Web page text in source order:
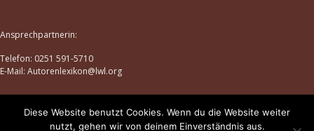
Ansprechpartnerin:
Telefon: 0251 591-5710
E-Mail: Autorenlexikon@lwl.org
Datenschutz |Impressum
Diese Website benutzt Cookies. Wenn du die Website weiter
nutzt, gehen wir von deinem Einverständnis aus.